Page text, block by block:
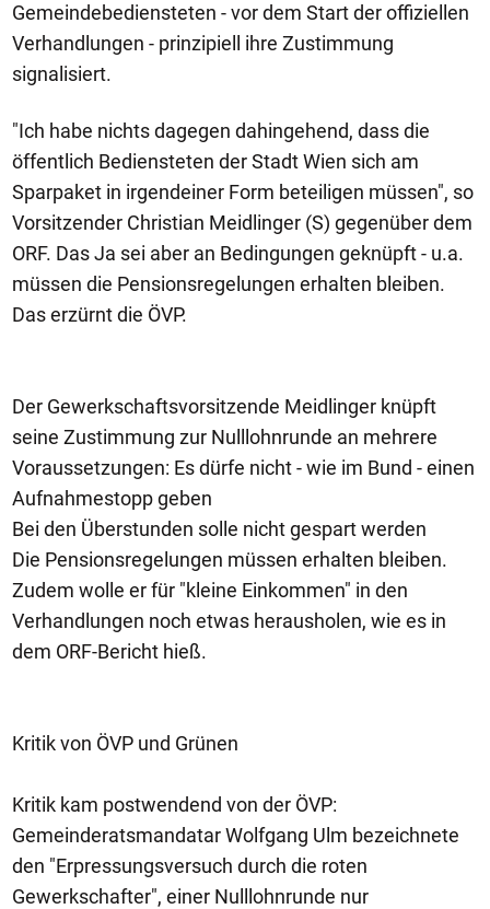
Gemeindebediensteten - vor dem Start der offiziellen
Verhandlungen - prinzipiell ihre Zustimmung
signalisiert.
"Ich habe nichts dagegen dahingehend, dass die
öffentlich Bediensteten der Stadt Wien sich am
Sparpaket in irgendeiner Form beteiligen müssen", so
Vorsitzender Christian Meidlinger (S) gegenüber dem
ORF. Das Ja sei aber an Bedingungen geknüpft - u.a.
müssen die Pensionsregelungen erhalten bleiben.
Das erzürnt die ÖVP.
Der Gewerkschaftsvorsitzende Meidlinger knüpft
seine Zustimmung zur Nulllohnrunde an mehrere
Voraussetzungen: Es dürfe nicht - wie im Bund - einen
Aufnahmestopp geben
Bei den Überstunden solle nicht gespart werden
Die Pensionsregelungen müssen erhalten bleiben.
Zudem wolle er für "kleine Einkommen" in den
Verhandlungen noch etwas herausholen, wie es in
dem ORF-Bericht hieß.
Kritik von ÖVP und Grünen
Kritik kam postwendend von der ÖVP:
Gemeinderatsmandatar Wolfgang Ulm bezeichnete
den "Erpressungsversuch durch die roten
Gewerkschafter", einer Nulllohnrunde nur